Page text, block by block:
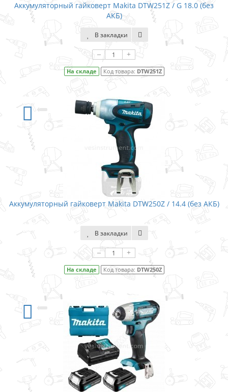
Аккумуляторный гайковерт Makita DTW251Z / G 18.0 (без
АКБ)
В закладки
– +
На складе Код товара: DTW251Z
Аккумуляторный гайковерт Makita DTW250Z / 14.4 (без АКБ)
В закладки
– +
На складе Код товара: DTW250Z